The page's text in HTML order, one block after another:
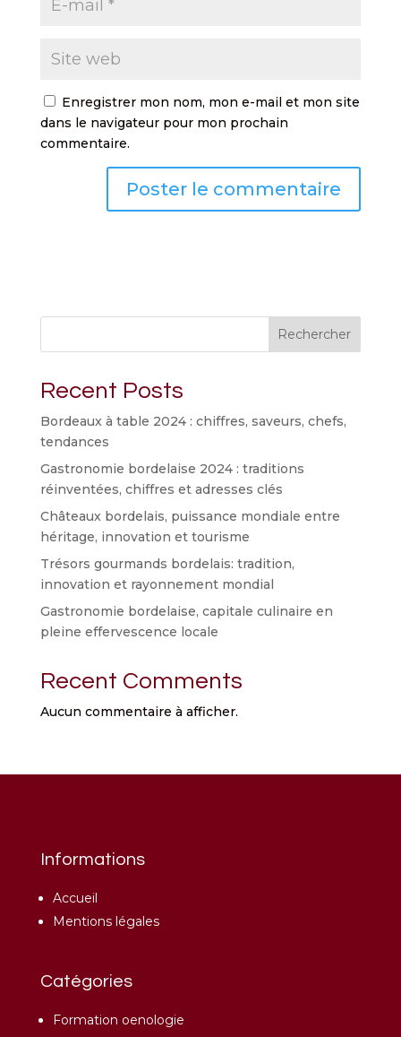
Enregistrer mon nom, mon e-mail et mon site
dans le navigateur pour mon prochain
commentaire.
Rechercher
Recent Posts
Bordeaux à table 2024 : chiffres, saveurs, chefs,
tendances
Gastronomie bordelaise 2024 : traditions
réinventées, chiffres et adresses clés
Châteaux bordelais, puissance mondiale entre
héritage, innovation et tourisme
Trésors gourmands bordelais: tradition,
innovation et rayonnement mondial
Gastronomie bordelaise, capitale culinaire en
pleine effervescence locale
Recent Comments
Aucun commentaire à afficher.
Informations
Accueil
Mentions légales
Catégories
Formation oenologie